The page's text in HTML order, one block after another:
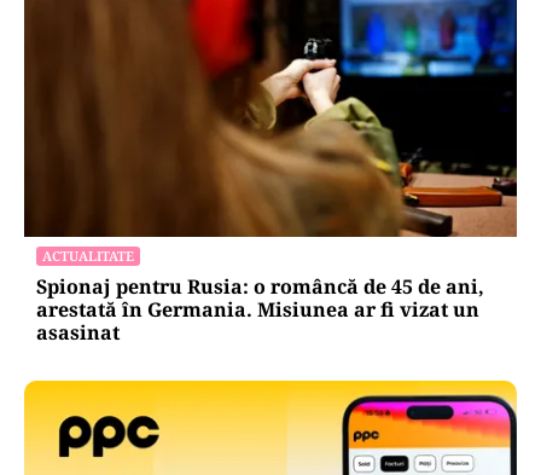
ACTUALITATE
Spionaj pentru Rusia: o româncă de 45 de ani,
arestată în Germania. Misiunea ar fi vizat un
asasinat